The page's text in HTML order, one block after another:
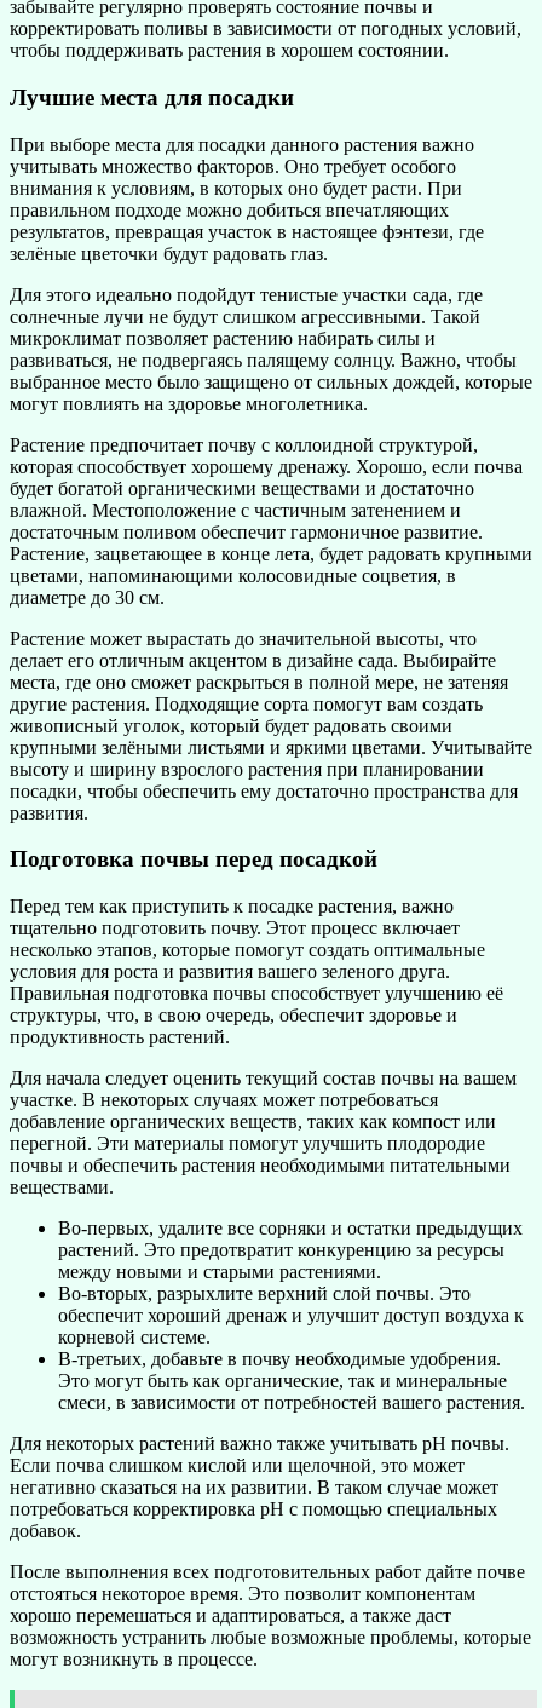
забывайте регулярно проверять состояние почвы и
корректировать поливы в зависимости от погодных условий,
чтобы поддерживать растения в хорошем состоянии.
Лучшие места для посадки
При выборе места для посадки данного растения важно
учитывать множество факторов. Оно требует особого
внимания к условиям, в которых оно будет расти. При
правильном подходе можно добиться впечатляющих
результатов, превращая участок в настоящее фэнтези, где
зелёные цветочки будут радовать глаз.
Для этого идеально подойдут тенистые участки сада, где
солнечные лучи не будут слишком агрессивными. Такой
микроклимат позволяет растению набирать силы и
развиваться, не подвергаясь палящему солнцу. Важно, чтобы
выбранное место было защищено от сильных дождей, которые
могут повлиять на здоровье многолетника.
Растение предпочитает почву с коллоидной структурой,
которая способствует хорошему дренажу. Хорошо, если почва
будет богатой органическими веществами и достаточно
влажной. Местоположение с частичным затенением и
достаточным поливом обеспечит гармоничное развитие.
Растение, зацветающее в конце лета, будет радовать крупными
цветами, напоминающими колосовидные соцветия, в
диаметре до 30 см.
Растение может вырастать до значительной высоты, что
делает его отличным акцентом в дизайне сада. Выбирайте
места, где оно сможет раскрыться в полной мере, не затеняя
другие растения. Подходящие сорта помогут вам создать
живописный уголок, который будет радовать своими
крупными зелёными листьями и яркими цветами. Учитывайте
высоту и ширину взрослого растения при планировании
посадки, чтобы обеспечить ему достаточно пространства для
развития.
Подготовка почвы перед посадкой
Перед тем как приступить к посадке растения, важно
тщательно подготовить почву. Этот процесс включает
несколько этапов, которые помогут создать оптимальные
условия для роста и развития вашего зеленого друга.
Правильная подготовка почвы способствует улучшению её
структуры, что, в свою очередь, обеспечит здоровье и
продуктивность растений.
Для начала следует оценить текущий состав почвы на вашем
участке. В некоторых случаях может потребоваться
добавление органических веществ, таких как компост или
перегной. Эти материалы помогут улучшить плодородие
почвы и обеспечить растения необходимыми питательными
веществами.
Во-первых, удалите все сорняки и остатки предыдущих
растений. Это предотвратит конкуренцию за ресурсы
между новыми и старыми растениями.
Во-вторых, разрыхлите верхний слой почвы. Это
обеспечит хороший дренаж и улучшит доступ воздуха к
корневой системе.
В-третьих, добавьте в почву необходимые удобрения.
Это могут быть как органические, так и минеральные
смеси, в зависимости от потребностей вашего растения.
Для некоторых растений важно также учитывать pH почвы.
Если почва слишком кислой или щелочной, это может
негативно сказаться на их развитии. В таком случае может
потребоваться корректировка pH с помощью специальных
добавок.
После выполнения всех подготовительных работ дайте почве
отстояться некоторое время. Это позволит компонентам
хорошо перемешаться и адаптироваться, а также даст
возможность устранить любые возможные проблемы, которые
могут возникнуть в процессе.